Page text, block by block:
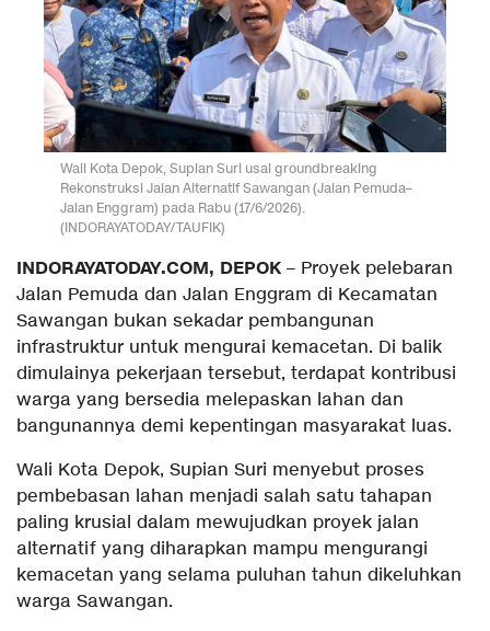
Wali Kota Depok, Supian Suri usai groundbreaking
Rekonstruksi Jalan Alternatif Sawangan (Jalan Pemuda–
Jalan Enggram) pada Rabu (17/6/2026).
(INDORAYATODAY/TAUFIK)
INDORAYATODAY.COM, DEPOK – Proyek pelebaran
Jalan Pemuda dan Jalan Enggram di Kecamatan
Sawangan bukan sekadar pembangunan
infrastruktur untuk mengurai kemacetan. Di balik
dimulainya pekerjaan tersebut, terdapat kontribusi
warga yang bersedia melepaskan lahan dan
bangunannya demi kepentingan masyarakat luas.
Wali Kota Depok, Supian Suri menyebut proses
pembebasan lahan menjadi salah satu tahapan
paling krusial dalam mewujudkan proyek jalan
alternatif yang diharapkan mampu mengurangi
kemacetan yang selama puluhan tahun dikeluhkan
warga Sawangan.